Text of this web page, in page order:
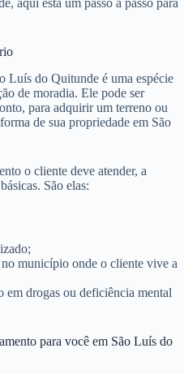
aqui está um passo a passo para
Luís do Quitunde é uma espécie
de moradia. Ele pode ser
para adquirir um terreno ou
de sua propriedade em São
o cliente deve atender, a
São elas:
município onde o cliente vive a
em drogas ou deficiência mental
para você em São Luís do